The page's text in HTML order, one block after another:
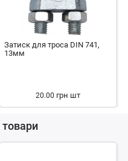
Затиск для троса DIN 741,
13мм
20.00 грн шт
товари